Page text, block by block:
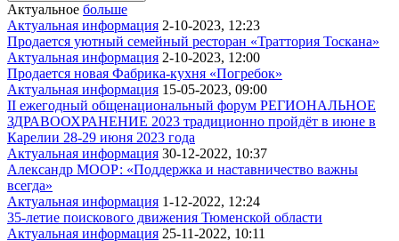
Актуальное больше
Актуальная информация 2-10-2023, 12:23
Продается уютный семейный ресторан «Траттория Тоскана»
Актуальная информация 2-10-2023, 12:00
Продается новая Фабрика-кухня «Погребок»
Актуальная информация 15-05-2023, 09:00
II ежегодный общенациональный форум РЕГИОНАЛЬНОЕ
ЗДРАВООХРАНЕНИЕ 2023 традиционно пройдёт в июне в
Карелии 28-29 июня 2023 года
Актуальная информация 30-12-2022, 10:37
Александр МООР: «Поддержка и наставничество важны
всегда»
Актуальная информация 1-12-2022, 12:24
35-летие поискового движения Тюменской области
Актуальная информация 25-11-2022, 10:11